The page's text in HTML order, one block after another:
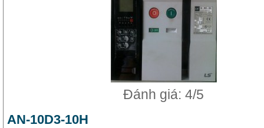
Đánh giá: 4/5
AN-10D3-10H